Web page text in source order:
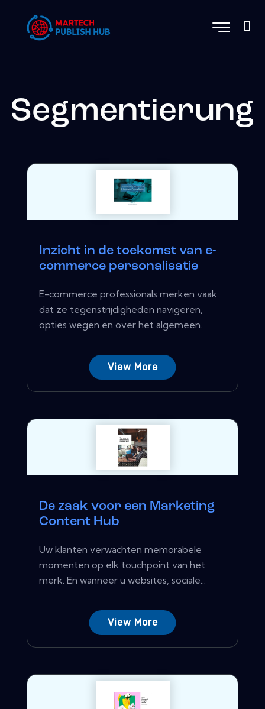
Segmentierung
Inzicht in de toekomst van e-
commerce personalisatie
E-commerce professionals merken vaak
dat ze tegenstrijdigheden navigeren,
opties wegen en over het algemeen...
View More
De zaak voor een Marketing
Content Hub
Uw klanten verwachten memorabele
momenten op elk touchpoint van het
merk. En wanneer u websites, sociale...
View More